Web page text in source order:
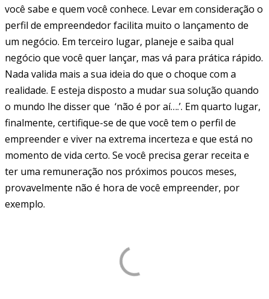
você sabe e quem você conhece. Levar em consideração o
perfil de empreendedor facilita muito o lançamento de
um negócio. Em terceiro lugar, planeje e saiba qual
negócio que você quer lançar, mas vá para prática rápido.
Nada valida mais a sua ideia do que o choque com a
realidade. E esteja disposto a mudar sua solução quando
o mundo lhe disser que ‘não é por aí….’. Em quarto lugar,
finalmente, certifique-se de que você tem o perfil de
empreender e viver na extrema incerteza e que está no
momento de vida certo. Se você precisa gerar receita e
ter uma remuneração nos próximos poucos meses,
provavelmente não é hora de você empreender, por
exemplo.